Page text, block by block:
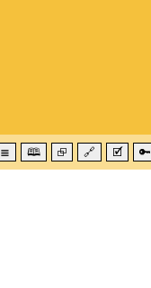
≣ 🕮 ⮺ 🔗 🗹 🔑